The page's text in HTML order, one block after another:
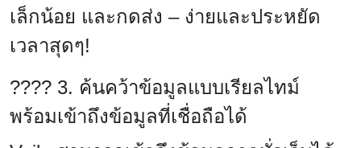
เล็กน้อย และกดส่ง – ง่ายและประหยัด
เวลาสุดๆ!
???? 3. ค้นคว้าข้อมูลแบบเรียลไทม์
พร้อมเข้าถึงข้อมูลที่เชื่อถือได้